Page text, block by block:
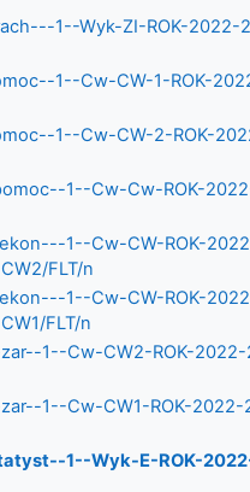
1--Wyk-ZI-ROK-2022-
1--Cw-CW-1-ROK-
1--Cw-CW-2-ROK-
1--Cw-Cw-ROK-
1--Cw-CW-ROK-
FLT/n
1--Cw-CW-ROK-
FLT/n
1--Cw-CW2-ROK-
1--Cw-CW1-ROK-2022-
1--Wyk-E-ROK-